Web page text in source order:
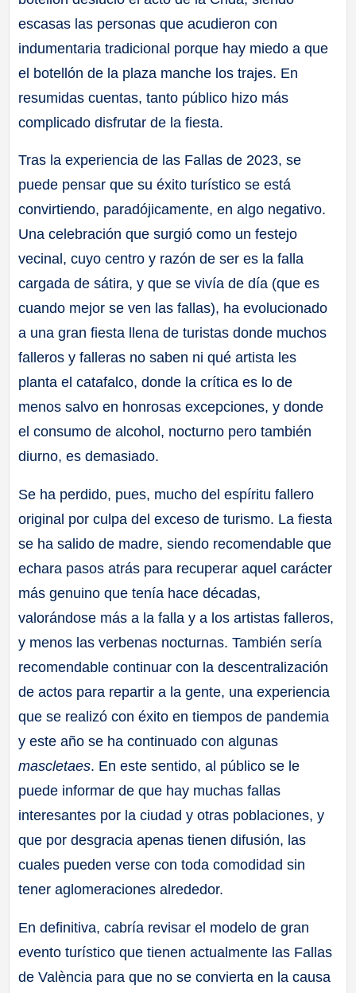
escasas las personas que acudieron con
indumentaria tradicional porque hay miedo a que
el botellón de la plaza manche los trajes. En
resumidas cuentas, tanto público hizo más
complicado disfrutar de la fiesta.
Tras la experiencia de las Fallas de 2023, se
puede pensar que su éxito turístico se está
convirtiendo, paradójicamente, en algo negativo.
Una celebración que surgió como un festejo
vecinal, cuyo centro y razón de ser es la falla
cargada de sátira, y que se vivía de día (que es
cuando mejor se ven las fallas), ha evolucionado
a una gran fiesta llena de turistas donde muchos
falleros y falleras no saben ni qué artista les
planta el catafalco, donde la crítica es lo de
menos salvo en honrosas excepciones, y donde
el consumo de alcohol, nocturno pero también
diurno, es demasiado.
Se ha perdido, pues, mucho del espíritu fallero
original por culpa del exceso de turismo. La fiesta
se ha salido de madre, siendo recomendable que
echara pasos atrás para recuperar aquel carácter
más genuino que tenía hace décadas,
valorándose más a la falla y a los artistas falleros,
y menos las verbenas nocturnas. También sería
recomendable continuar con la descentralización
de actos para repartir a la gente, una experiencia
que se realizó con éxito en tiempos de pandemia
y este año se ha continuado con algunas
mascletaes. En este sentido, al público se le
puede informar de que hay muchas fallas
interesantes por la ciudad y otras poblaciones, y
que por desgracia apenas tienen difusión, las
cuales pueden verse con toda comodidad sin
tener aglomeraciones alrededor.
En definitiva, cabría revisar el modelo de gran
evento turístico que tienen actualmente las Fallas
de València para que no se convierta en la causa